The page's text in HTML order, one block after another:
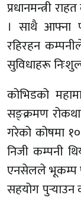
प्रधानमन्त्री
। साथै आफ्ना
रहिरहन
सुविधाहरू
कोभिडको
सङ्क्रमण
गरेको कोषमा
निजी कम्पनी
एनसेलले भूकम्प
सहयोग